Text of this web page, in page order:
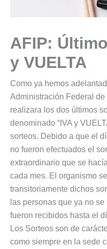
AFIP:
y VUELTA
Como ya hemos
Administración Federal
realizara los dos últimos
denominado “IVA y
sorteos. Debido a que el
no fueron efectuados el
extraordinario que se
cada mes. El organismo
transitoriamente dichos
las personas que ya no
fueron recibidos hasta el
Los Sorteos son de
como siempre en la sede